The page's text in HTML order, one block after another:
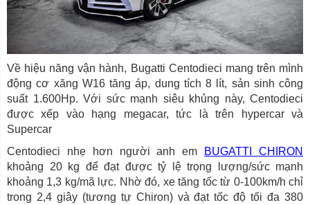
Về hiệu năng vận hành, Bugatti Centodieci mang trên mình
động cơ xăng W16 tăng áp, dung tích 8 lít, sản sinh công
suất 1.600Hp. Với sức mạnh siêu khủng này, Centodieci
được xếp vào hạng megacar, tức là trên hypercar và
Supercar
Centodieci nhẹ hơn người anh em
BUGATTI CHIRON
khoảng 20 kg để đạt được tỷ lệ trọng lượng/sức mạnh
khoảng 1,3 kg/mã lực. Nhờ đó, xe tăng tốc từ 0-100km/h chỉ
trong 2,4 giây (tương tự Chiron) và đạt tốc độ tối đa 380